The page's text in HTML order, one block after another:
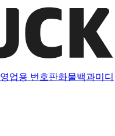
영업용 번호판화물백과미디